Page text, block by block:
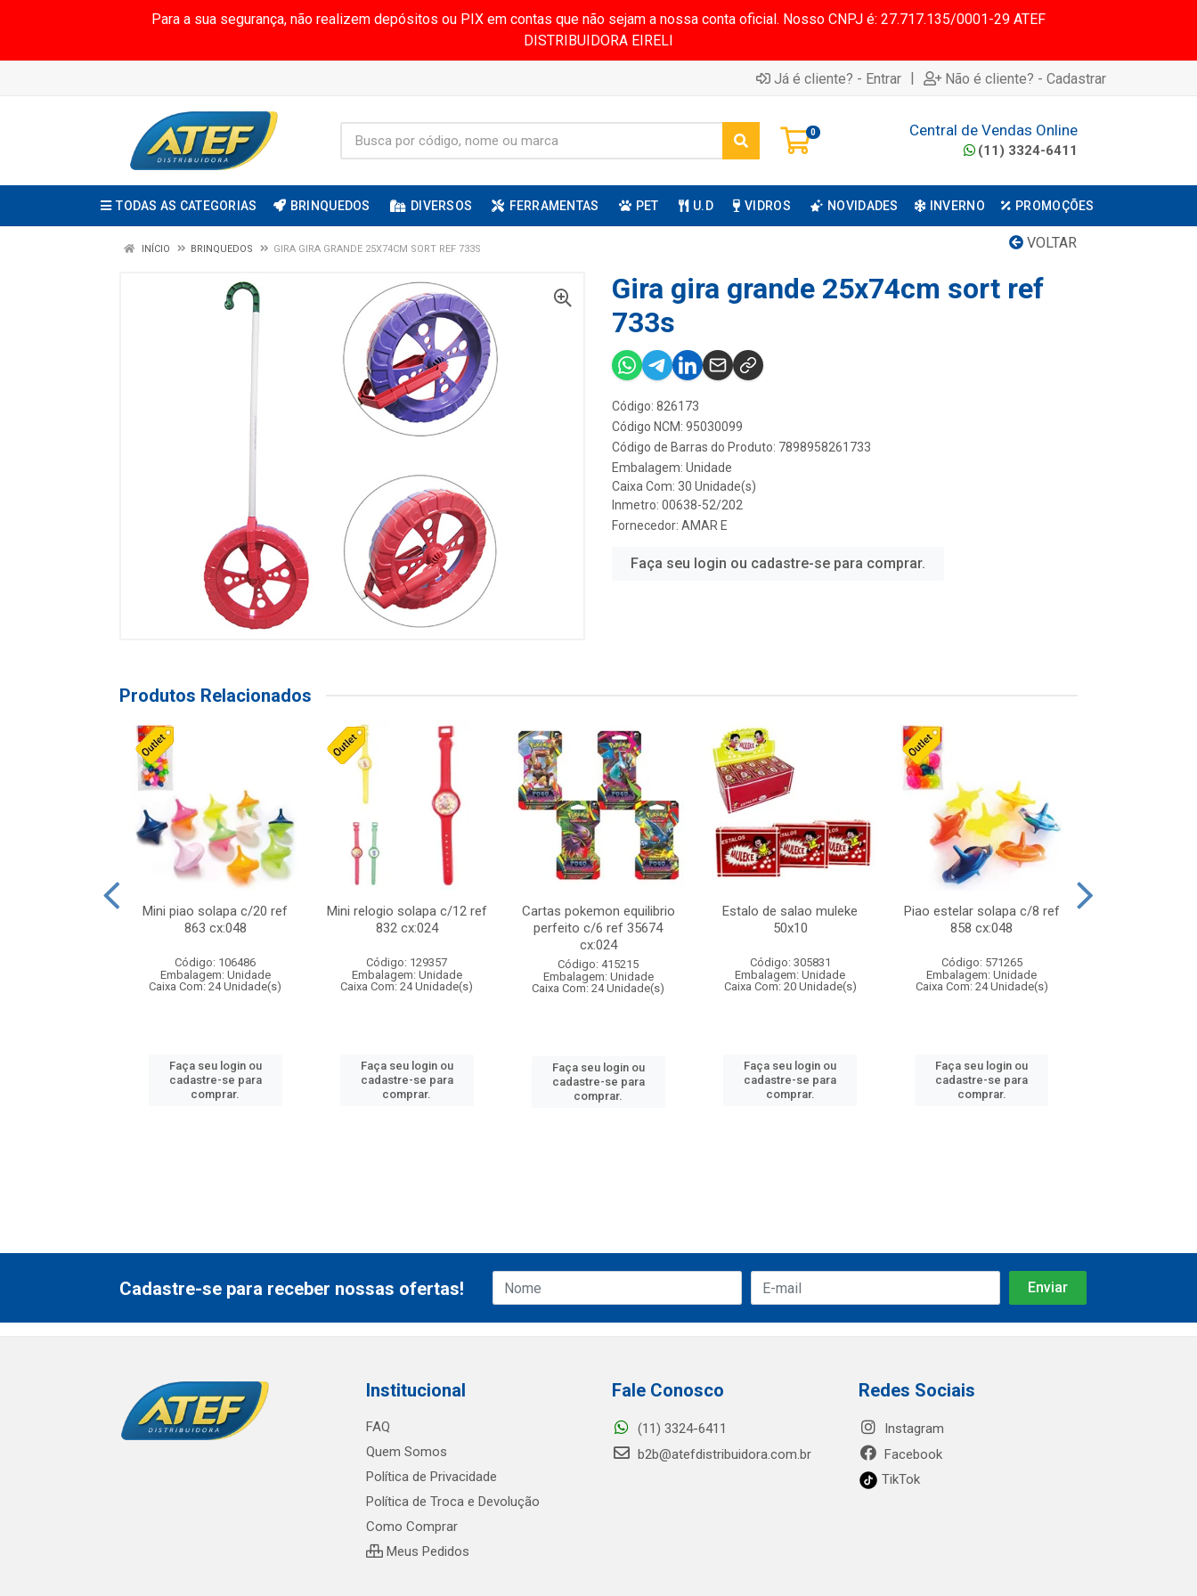
Para a sua segurança, não realizem depósitos ou PIX em contas que não sejam a nossa conta oficial. Nosso CNPJ é: 27.717.135/0001-29 ATEF
DISTRIBUIDORA EIRELI
Já é cliente? - Entrar | Não é cliente? - Cadastrar
0 Central de Vendas Online
(11) 3324-6411
TODAS AS CATEGORIAS BRINQUEDOS DIVERSOS FERRAMENTAS PET U.D VIDROS NOVIDADES INVERNO PROMOÇÕES
VOLTAR
INÍCIO BRINQUEDOS GIRA GIRA GRANDE 25X74CM SORT REF 733S
Gira gira grande 25x74cm sort ref
733s
Código: 826173
Código NCM: 95030099
Código de Barras do Produto: 7898958261733
Embalagem: Unidade
Caixa Com: 30 Unidade(s)
Inmetro: 00638-52/202
Fornecedor: AMAR E
Faça seu login ou cadastre-se para comprar.
Produtos Relacionados
Mini piao solapa c/20 ref
863 cx:048
Código: 106486
Embalagem: Unidade
Caixa Com: 24 Unidade(s)
Faça seu login ou
cadastre-se para
comprar.
Mini relogio solapa c/12 ref
832 cx:024
Código: 129357
Embalagem: Unidade
Caixa Com: 24 Unidade(s)
Faça seu login ou
cadastre-se para
comprar.
Cartas pokemon equilibrio
perfeito c/6 ref 35674
cx:024
Código: 415215
Embalagem: Unidade
Caixa Com: 24 Unidade(s)
Faça seu login ou
cadastre-se para
comprar.
Estalo de salao muleke
50x10
Código: 305831
Embalagem: Unidade
Caixa Com: 20 Unidade(s)
Faça seu login ou
cadastre-se para
comprar.
Piao estelar solapa c/8 ref
858 cx:048
Código: 571265
Embalagem: Unidade
Caixa Com: 24 Unidade(s)
Faça seu login ou
cadastre-se para
comprar.
Cadastre-se para receber nossas ofertas!
Institucional
FAQ
Quem Somos
Política de Privacidade
Política de Troca e Devolução
Como Comprar
Meus Pedidos
Fale Conosco
(11) 3324-6411
b2b@atefdistribuidora.com.br
Redes Sociais
Instagram
Facebook
TikTok